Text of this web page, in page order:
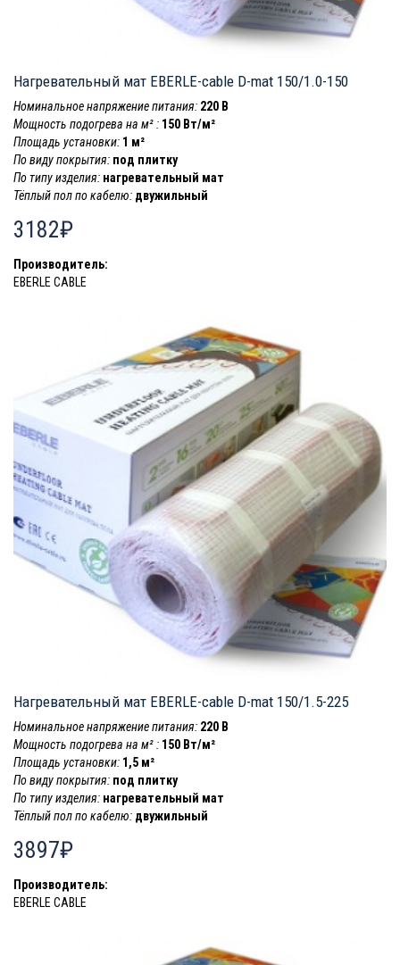
Нагревательный мат EBERLE-cable D-mat 150/1.0-150
Номинальное напряжение питания: 220 В
Мощность подогрева на м² : 150 Вт/м²
Площадь установки: 1 м²
По виду покрытия: под плитку
По типу изделия: нагревательный мат
Тёплый пол по кабелю: двужильный
3182₽
Производитель:
EBERLE CABLE
Нагревательный мат EBERLE-cable D-mat 150/1.5-225
Номинальное напряжение питания: 220 В
Мощность подогрева на м² : 150 Вт/м²
Площадь установки: 1,5 м²
По виду покрытия: под плитку
По типу изделия: нагревательный мат
Тёплый пол по кабелю: двужильный
3897₽
Производитель:
EBERLE CABLE